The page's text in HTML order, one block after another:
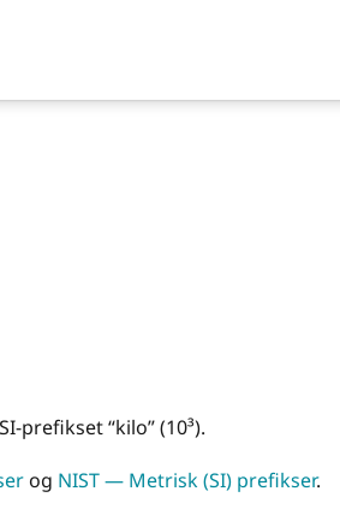
prefikset “kilo” (10³).
og NIST — Metrisk (SI) prefikser.